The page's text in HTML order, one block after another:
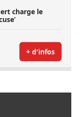
charge le
+ d'infos